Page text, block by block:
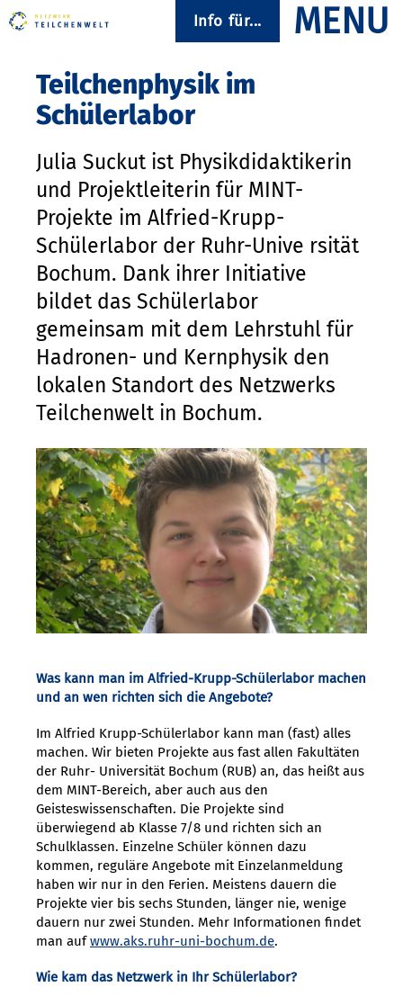
Info für...
Teilchenphysik im
Schülerlabor
Julia Suckut ist Physikdidaktikerin
und Projektleiterin für MINT-
Projekte im Alfried-Krupp-
Schülerlabor der Ruhr-Unive rsität
Bochum. Dank ihrer Initiative
bildet das Schülerlabor
gemeinsam mit dem Lehrstuhl für
Hadronen- und Kernphysik den
lokalen Standort des Netzwerks
Teilchenwelt in Bochum.
Was kann man im Alfried-Krupp-Schülerlabor machen
und an wen richten sich die Angebote?
Im Alfried Krupp-Schülerlabor kann man (fast) alles
machen. Wir bieten Projekte aus fast allen Fakultäten
der Ruhr- Universität Bochum (RUB) an, das heißt aus
dem MINT-Bereich, aber auch aus den
Geisteswissenschaften. Die Projekte sind
überwiegend ab Klasse 7/8 und richten sich an
Schulklassen. Einzelne Schüler können dazu
kommen, reguläre Angebote mit Einzelanmeldung
haben wir nur in den Ferien. Meistens dauern die
Projekte vier bis sechs Stunden, länger nie, wenige
dauern nur zwei Stunden. Mehr Informationen findet
man aufwww.aks.ruhr-uni-bochum.de.
Wie kam das Netzwerk in Ihr Schülerlabor?